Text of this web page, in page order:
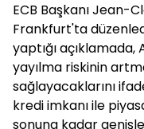
ECB Başkanı Jean-
Frankfurt'ta
yaptığı
yayılma riskinin
sağlayacaklarını
kredi imkanı ile
sonuna kadar